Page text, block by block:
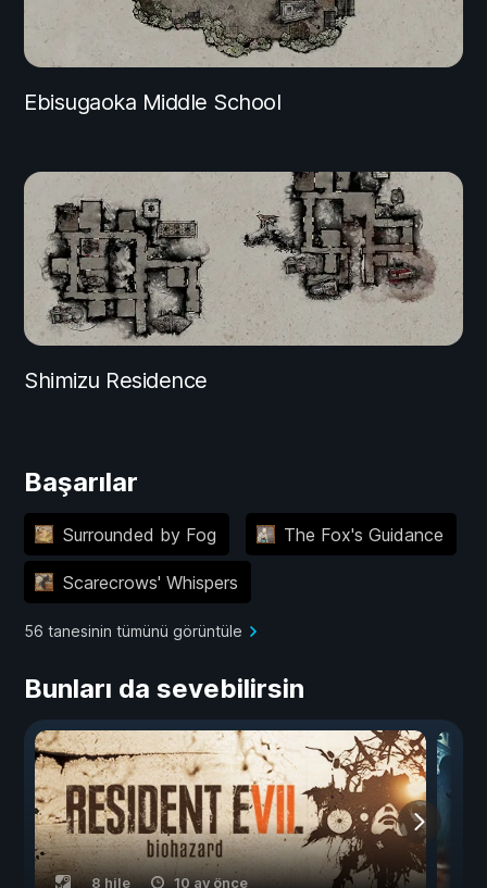
Ebisugaoka Middle School
Shimizu Residence
Başarılar
Surrounded by Fog The Fox's Guidance
Scarecrows' Whispers
56 tanesinin tümünü görüntüle
Bunları da sevebilirsin
8 hile 10 ay önce